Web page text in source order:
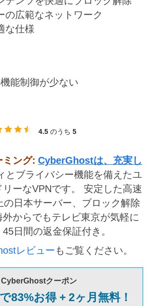
の広範なネットワーク
な仕様
機能制御が少ない
4.5 のうち 5
ミング: CyberGhostは、充実し
とブライバシー機能を備えたユ
ーなVPNです。 安定した高速
の日本サーバー、ブロック解除
からでもテレビ東京が気軽に
日間の返金保証付き。
レビューもご覧ください。
CyberGhostクーポン
83%お得 + 2ヶ月無料！